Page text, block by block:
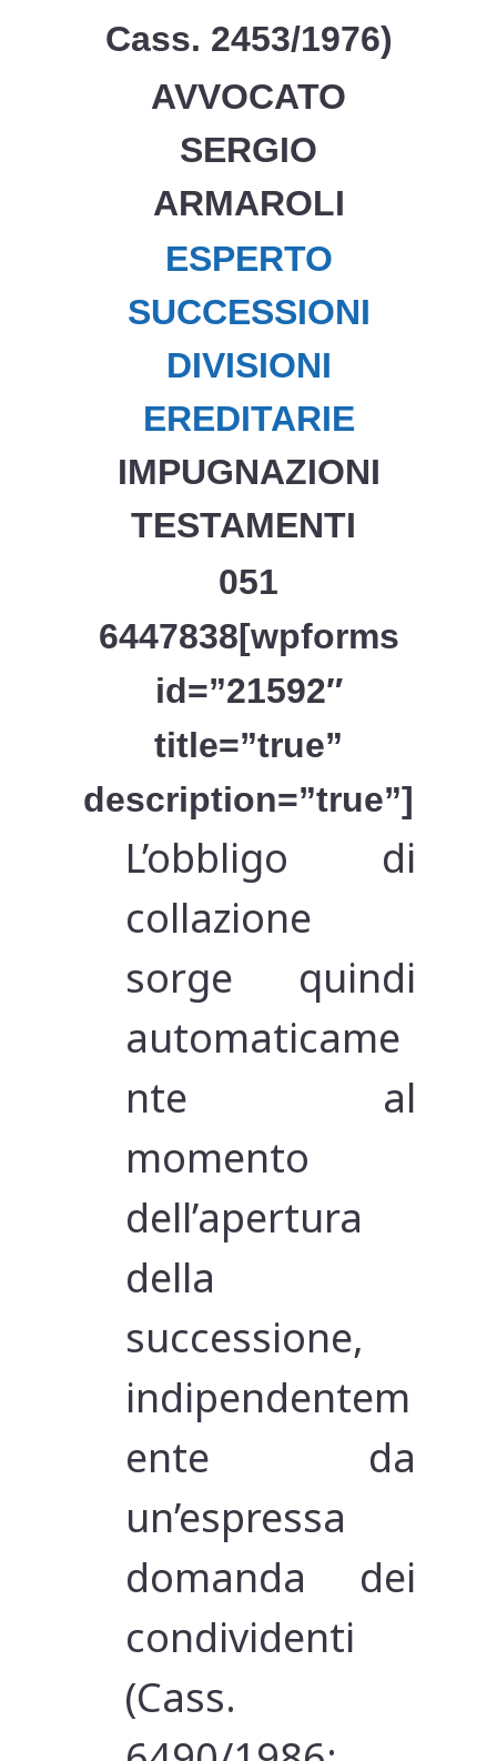
Cass. 2453/1976)
AVVOCATO
SERGIO
ARMAROLI
ESPERTO
SUCCESSIONI
DIVISIONI
EREDITARIE
IMPUGNAZIONI
TESTAMENTI
051
6447838[wpforms
id=”21592″
title=”true”
description=”true”]
L’obbligo di
collazione
sorge quindi
automaticame
nte al
momento
dell’apertura
della
successione,
indipendentem
ente da
un’espressa
domanda dei
condividenti
(Cass.